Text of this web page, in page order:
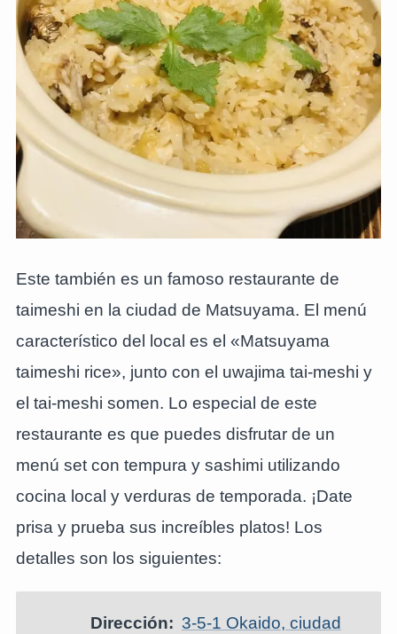
Este también es un famoso restaurante de
taimeshi en la ciudad de Matsuyama. El menú
característico del local es el «Matsuyama
taimeshi rice», junto con el uwajima tai-meshi y
el tai-meshi somen. Lo especial de este
restaurante es que puedes disfrutar de un
menú set con tempura y sashimi utilizando
cocina local y verduras de temporada. ¡Date
prisa y prueba sus increíbles platos! Los
detalles son los siguientes:
Dirección: 3-5-1 Okaido, ciudad